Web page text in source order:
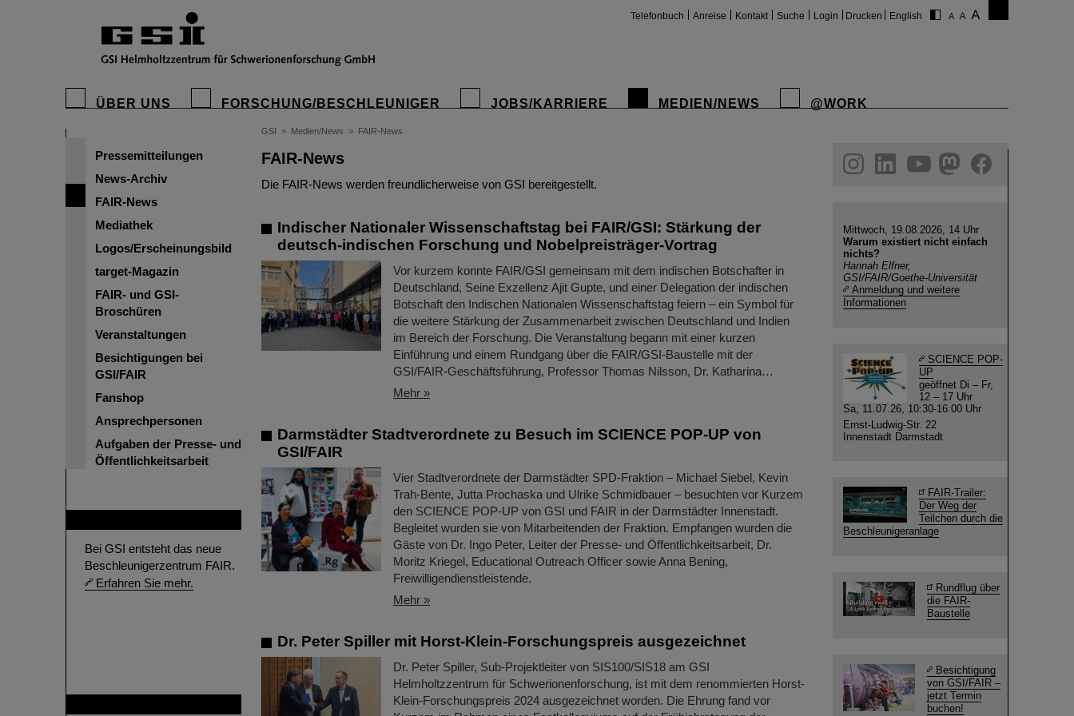
Telefonbuch Anreise Kontakt Suche Login Drucken English
ÜBER UNS FORSCHUNG/BESCHLEUNIGER JOBS/KARRIERE MEDIEN/NEWS @WORK
Pressemitteilungen
News-Archiv
FAIR-News
Mediathek
Logos/Erscheinungsbild
target-Magazin
FAIR- und GSI-
Broschüren
Veranstaltungen
Besichtigungen bei
GSI/FAIR
Fanshop
Ansprechpersonen
Aufgaben der Presse- und
Öffentlichkeitsarbeit
Bei GSI entsteht das neue
Beschleunigerzentrum FAIR.
Erfahren Sie mehr.
GSI > Medien/News > FAIR-News
FAIR-News
Die FAIR-News werden freundlicherweise von GSI bereitgestellt.
Indischer Nationaler Wissenschaftstag bei FAIR/GSI: Stärkung der
deutsch-indischen Forschung und Nobelpreisträger-Vortrag
Vor kurzem konnte FAIR/GSI gemeinsam mit dem indischen Botschafter in
Deutschland, Seine Exzellenz Ajit Gupte, und einer Delegation der indischen
Botschaft den Indischen Nationalen Wissenschaftstag feiern – ein Symbol für
die weitere Stärkung der Zusammenarbeit zwischen Deutschland und Indien
im Bereich der Forschung. Die Veranstaltung begann mit einer kurzen
Einführung und einem Rundgang über die FAIR/GSI-Baustelle mit der
GSI/FAIR-Geschäftsführung, Professor Thomas Nilsson, Dr. Katharina…
Mehr »
Darmstädter Stadtverordnete zu Besuch im SCIENCE POP-UP von
GSI/FAIR
Vier Stadtverordnete der Darmstädter SPD-Fraktion – Michael Siebel, Kevin
Trah-Bente, Jutta Prochaska und Ulrike Schmidbauer – besuchten vor Kurzem
den SCIENCE POP-UP von GSI und FAIR in der Darmstädter Innenstadt.
Begleitet wurden sie von Mitarbeitenden der Fraktion. Empfangen wurden die
Gäste von Dr. Ingo Peter, Leiter der Presse- und Öffentlichkeitsarbeit, Dr.
Moritz Kriegel, Educational Outreach Officer sowie Anna Bening,
Freiwilligendienstleistende.
Mehr »
Dr. Peter Spiller mit Horst-Klein-Forschungspreis ausgezeichnet
Dr. Peter Spiller, Sub-Projektleiter von SIS100/SIS18 am GSI
Helmholtzzentrum für Schwerionenforschung, ist mit dem renommierten Horst-
Klein-Forschungspreis 2024 ausgezeichnet worden. Die Ehrung fand vor
helmholtz.social
facebook
Mittwoch, 19.08.2026, 14 Uhr
Warum existiert nicht einfach
nichts?
Hannah Elfner,
GSI/FAIR/Goethe-Universität
Anmeldung und weitere
Informationen
SCIENCE POP-
UP
geöffnet Di – Fr,
12 – 17 Uhr
Sa, 11.07.26, 10:30-16:00 Uhr
Ernst-Ludwig-Str. 22
Innenstadt Darmstadt
FAIR-Trailer:
Der Weg der
Teilchen durch die
Beschleunigeranlage
Rundflug über
die FAIR-
Baustelle
Besichtigung
von GSI/FAIR –
jetzt Termin
buchen!